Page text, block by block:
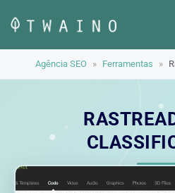
para
o
conteúdo
Agência SEO » Ferramentas »